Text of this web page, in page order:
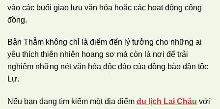
vào các buổi giao lưu văn hóa hoặc các hoạt động cộng
đồng.
Bản Thẳm không chỉ là điểm đến lý tưởng cho những ai
yêu thích thiên nhiên hoang sơ mà còn là nơi để trải
nghiệm những nét văn hóa độc đáo của đồng bào dân tộc
Lự.
Nếu bạn đang tìm kiếm một địa điểm du lịch Lai Châu với